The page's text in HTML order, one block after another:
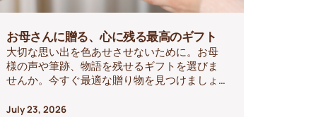
お母さんに贈る、心に残る最高のギフト
大切な思い出を色あせさせないために。お母
様の声や筆跡、物語を残せるギフトを選びま
せんか。今すぐ最適な贈り物を見つけましょ
July 23, 2026